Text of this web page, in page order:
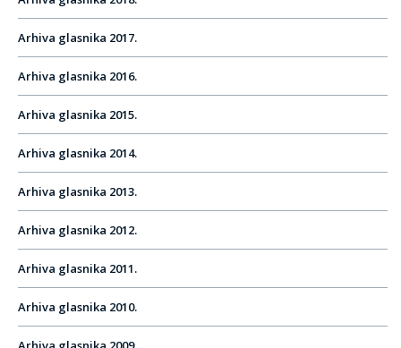
Arhiva glasnika 2017.
Arhiva glasnika 2016.
Arhiva glasnika 2015.
Arhiva glasnika 2014.
Arhiva glasnika 2013.
Arhiva glasnika 2012.
Arhiva glasnika 2011.
Arhiva glasnika 2010.